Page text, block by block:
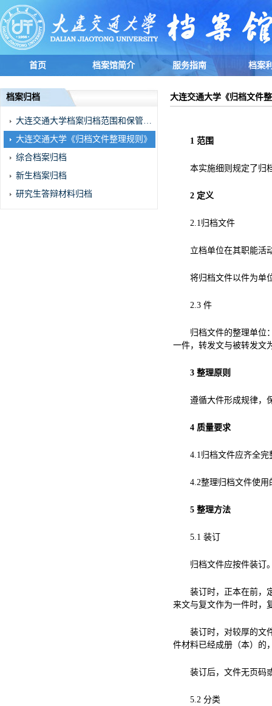
首页 档案馆简介 服务指南 档案
档案归档
大连交通大学档案归档范围和保管期限表
大连交通大学《归档文件整理规则》
综合档案归档
新生档案归档
研究生答辩材料归档
大连交通大学《归档文件
1范围
本实施细则规定了归
2 定义
2.1归档文件
立档单位在其职能活
将归档文件以件为单
2.3 件
归档文件的整理单位
一件，转发文与被转发文
3整理原则
遵循大件形成规律，
4 质量要求
4.1归档文件应齐全
4.2整理归档文件使用
5整理方法
5.1 装订
归档文件应按件装订
装订时，正本在前，
来文与复文作为一件时，
装订时，对较厚的文
件材料已经成册（本）的
装订后，文件无页码
5.2 分类